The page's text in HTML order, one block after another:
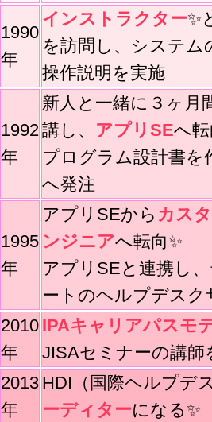
1990
年
インストラクター✨
を訪問し、システム
操作説明を実施
1992
年
新人と一緒に３ヶ月
講し、 アプリSEへ転
プログラム設計書を
へ発注
1995
年
アプリSEから カス
ンジニアへ転向✨
アプリSEと連携し
ートのヘルプデスク
2010
年
IPAキャリアパスモ
JISAセミナーの講師
2013
年
HDI（国際ヘルプデ
ーディターになる✨